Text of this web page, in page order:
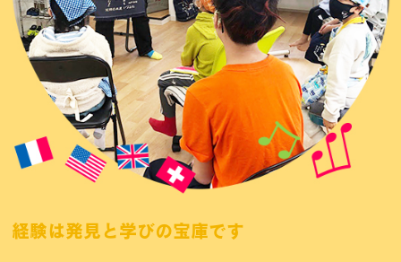
経験は発見と学びの宝庫です